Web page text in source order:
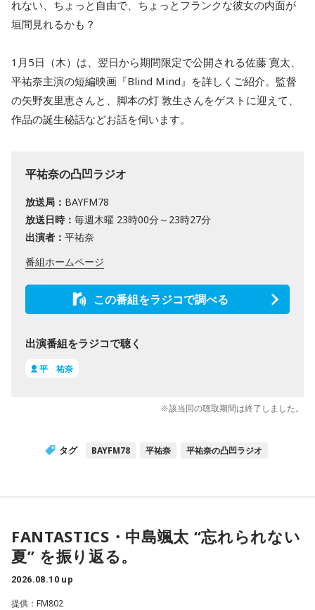
れない、ちょっと自由で、ちょっとフランクな彼女の内面が
垣間見れるかも？
1月5日（木）は、翌日から期間限定で公開される佐藤 寛太、
平祐奈主演の短編映画『Blind Mind』を詳しくご紹介。監督
の矢野友里恵さんと、脚本の灯 敦生さんをゲストに迎えて、
作品の誕生秘話などお話を伺います。
平祐奈の凸凹ラジオ
放送局： BAYFM78
放送日時： 毎週木曜 23時00分～23時27分
出演者： 平祐奈
番組ホームページ
この番組をラジコで調べる
出演番組をラジコで聴く
平 祐奈
※該当回の聴取期間は終了しました。
タグ BAYFM78 平祐奈 平祐奈の凸凹ラジオ
FANTASTICS・中島颯太 “忘れられない
夏” を振り返る。
2026.08.10 up
提供：FM802